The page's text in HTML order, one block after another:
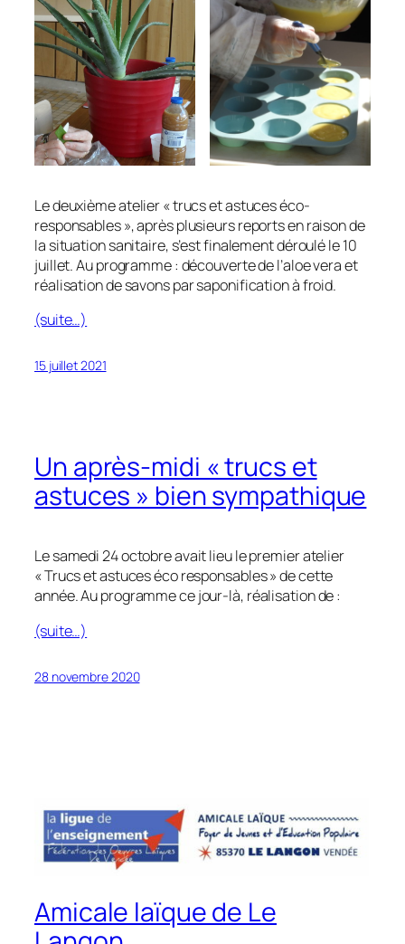
Le deuxième atelier « trucs et astuces éco-
responsables », après plusieurs reports en raison de
la situation sanitaire, s’est finalement déroulé le 10
juillet. Au programme : découverte de l’aloe vera et
réalisation de savons par saponification à froid.
(suite…)
15 juillet 2021
Un après-midi « trucs et
astuces » bien sympathique
Le samedi 24 octobre avait lieu le premier atelier
« Trucs et astuces éco responsables » de cette
année. Au programme ce jour-là, réalisation de :
(suite…)
28 novembre 2020
Amicale laïque de Le